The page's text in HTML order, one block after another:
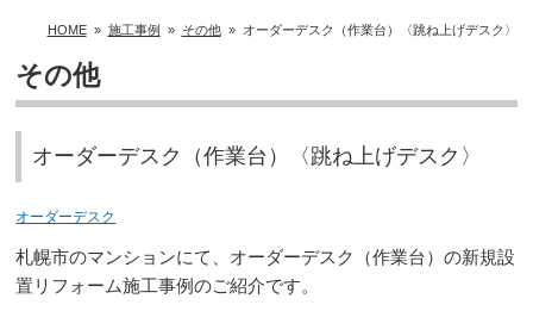
HOME» 施工事例 » その他» オーダーデスク（作業台）〈跳ね上げデスク〉
その他
オーダーデスク（作業台）〈跳ね上げデスク〉
オーダーデスク
札幌市のマンションにて、オーダーデスク（作業台）の新規設
置リフォーム施工事例のご紹介です。